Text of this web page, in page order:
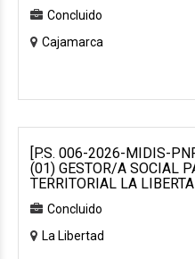
Concluido
Cajamarca
[P.S. 006-2026-MIDIS-
(01) GESTOR/A SOCIAL
TERRITORIAL LA
Concluido
La Libertad